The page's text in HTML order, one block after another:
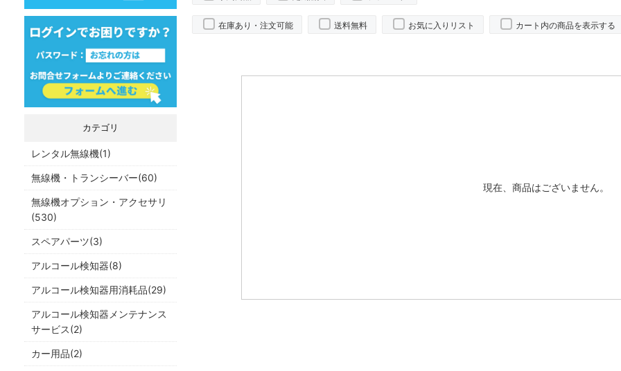
カテゴリ
レンタル無線機(1)
無線機・トランシーバー(60)
無線機オプション・アクセサリ
(530)
スペアパーツ(3)
アルコール検知器(8)
アルコール検知器用消耗品(29)
アルコール検知器メンテナンス
サービス(2)
カー用品(2)
在庫あり・注文可能 送料無料 お気に入りリスト カート内の商品を表示する
現在、商品はございません。